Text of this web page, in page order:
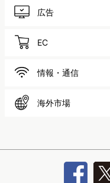
広告
EC
情報・通信
海外市場